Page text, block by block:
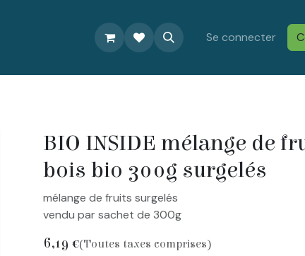
Contactez-nous Confidentialité &
Se connecter
BIO INSIDE mélange de
bois bio 300g surgelés
mélange de fruits surgelés
vendu par sachet de 300g
6,19 €(Toutes taxes comprises)